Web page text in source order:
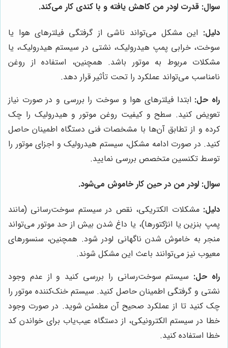
سوال: قدرت لودر من کاهش یافته و با کندی کار می‌کند.
دلیل: این مشکل می‌تواند ناشی از گرفتگی فیلترهای هوا یا
سوخت، خرابی پمپ هیدرولیک، نشتی در سیستم هیدرولیک، یا
مشکلات مربوط به موتور باشد. همچنین، استفاده از روغن
نامناسب می‌تواند عملکرد را تحت تأثیر قرار دهد.
راه حل: ابتدا فیلترهای هوا و سوخت را بررسی و در صورت نیاز
تعویض کنید. سطح و کیفیت روغن موتور و هیدرولیک را چک
کرده و از تطابق آن‌ها با مشخصات فنی دستگاه اطمینان حاصل
کنید. در صورت ادامه مشکل، سیستم هیدرولیک و اجزای موتور را
توسط تکنسین متخصص بررسی نمایید.
سوال: لودر من در حین کار خاموش می‌شود.
دلیل: مشکلات الکتریکی، نقص در سیستم سوخت‌رسانی (مانند
پمپ بنزین یا انژکتورها)، یا داغ شدن بیش از حد موتور می‌تواند
منجر به خاموش شدن ناگهانی لودر شود. همچنین، سنسورهای
معیوب نیز می‌توانند باعث این مشکل شوند.
راه حل: سیستم سوخت‌رسانی را بررسی کنید و از عدم وجود
نشتی و گرفتگی اطمینان حاصل کنید. سیستم خنک‌کننده موتور را
چک کنید تا از عملکرد صحیح آن مطمئن شوید. در صورت وجود
خطا در سیستم الکترونیکی، از دستگاه عیب‌یاب برای خواندن کد
خطا استفاده کنید.